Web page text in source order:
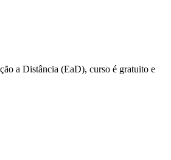
a Distância (EaD), curso é gratuito e